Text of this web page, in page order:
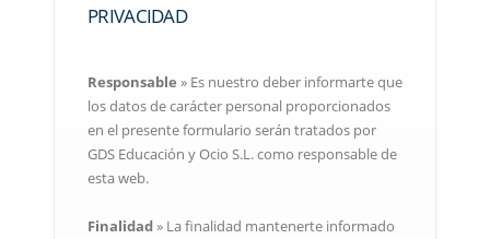
PRIVACIDAD
Responsable » Es nuestro deber informarte que
los datos de carácter personal proporcionados
en el presente formulario serán tratados por
GDS Educación y Ocio S.L. como responsable de
esta web.
Finalidad» La finalidad mantenerte informado